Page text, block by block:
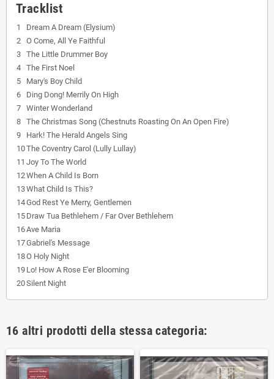
Tracklist
1
Dream A Dream (Elysium)
2 O Come, All Ye Faithful
3 The Little Drummer Boy
4 The First Noel
5
Mary's Boy Child
6
Ding Dong! Merrily On High
7 Winter Wonderland
8 The Christmas Song (Chestnuts Roasting On An Open Fire)
9
Hark! The Herald Angels Sing
10The Coventry Carol (Lully Lullay)
11 Joy To The World
12When A Child Is Born
13What Child Is This?
14God Rest Ye Merry, Gentlemen
15 Draw Tua Bethlehem / Far Over Bethlehem
16Ave Maria
17Gabriel's Message
18O Holy Night
19 Lo! How A Rose E'er Blooming
20Silent Night
16 altri prodotti della stessa categoria: